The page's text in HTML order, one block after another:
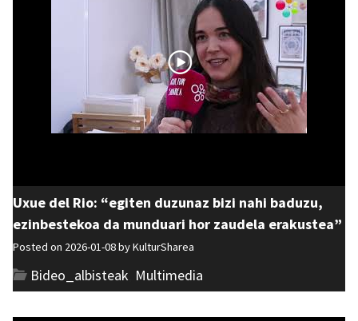
Uxue del Rio: “egiten duzunaz bizi nahi baduzu,
ezinbestekoa da munduari hor zaudela erakustea”
Posted on 2026-01-08 byKulturSharea
Bideo_albisteak Multimedia